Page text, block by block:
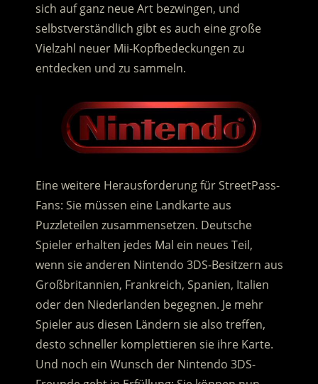
sich auf ganz neue Art bezwingen, und
selbstverständlich gibt es auch eine große
Vielzahl neuer Mii-Kopfbedeckungen zu
entdecken und zu sammeln.
Eine weitere Herausforderung für StreetPass-
Fans: Sie müssen eine Landkarte aus
Puzzleteilen zusammensetzen. Deutsche
Spieler erhalten jedes Mal ein neues Teil,
wenn sie anderen Nintendo 3DS-Besitzern aus
Großbritannien, Frankreich, Spanien, Italien
oder den Niederlanden begegnen. Je mehr
Spieler aus diesen Ländern sie also treffen,
desto schneller komplettieren sie ihre Karte.
Und noch ein Wunsch der Nintendo 3DS-